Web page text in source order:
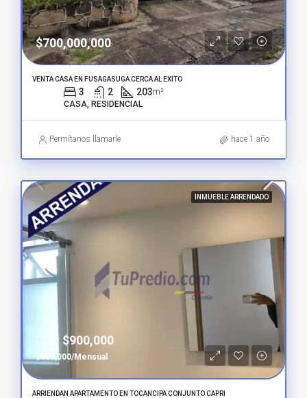
$700,000,000
VENTA CASA EN FUSAGASUGA CERCA AL EXITO
3 2 203m²
CASA, RESIDENCIAL
Permítanos llamarle hace 1 año
INMUEBLE ARRENDADO
COP $900,000
$900,000/Mensual
ARRIENDAN APARTAMENTO EN TOCANCIPA CONJUNTO CAPRI